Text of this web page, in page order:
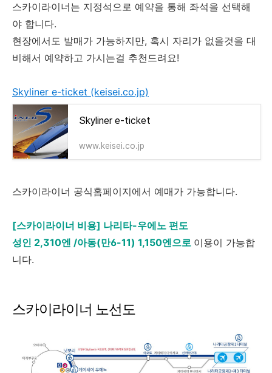
스카이라이너는 지정석으로 예약을 통해 좌석을 선택해
야 합니다.
현장에서도 발매가 가능하지만, 혹시 자리가 없을것을 대
비해서 예약하고 가시는걸 추천드려요!
Skyliner e-ticket (keisei.co.jp)
Skyliner e-ticket
www.keisei.co.jp
스카이라이너 공식홈페이지에서 예매가 가능합니다.
[스카이라이너 비용] 나리타-우에노 편도
성인 2,310엔 /아동(만6-11) 1,150엔으로 이용이 가능합
니다.
스카이라이너 노선도